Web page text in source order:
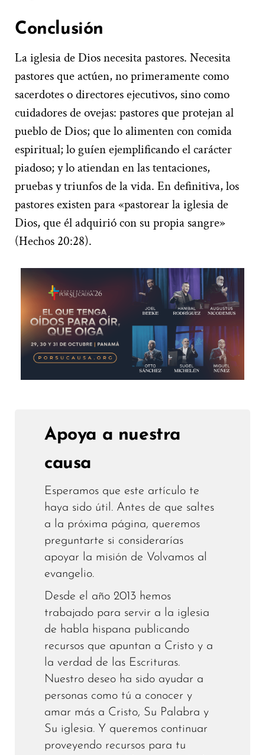
Conclusión
La iglesia de Dios necesita pastores. Necesita
pastores que actúen, no primeramente como
sacerdotes o directores ejecutivos, sino como
cuidadores de ovejas: pastores que protejan al
pueblo de Dios; que lo alimenten con comida
espiritual; lo guíen ejemplificando el carácter
piadoso; y lo atiendan en las tentaciones,
pruebas y triunfos de la vida. En definitiva, los
pastores existen para «pastorear la iglesia de
Dios, que él adquirió con su propia sangre»
(Hechos 20:28).
Apoya a nuestra
causa
Esperamos que este artículo te
haya sido útil. Antes de que saltes
a la próxima página, queremos
preguntarte si considerarías
apoyar la misión de Volvamos al
evangelio.
Desde el año 2013 hemos
trabajado para servir a la iglesia
de habla hispana publicando
recursos que apuntan a Cristo y a
la verdad de las Escrituras.
Nuestro deseo ha sido ayudar a
personas como tú a conocer y
amar más a Cristo, Su Palabra y
Su iglesia. Y queremos continuar
proveyendo recursos para tu